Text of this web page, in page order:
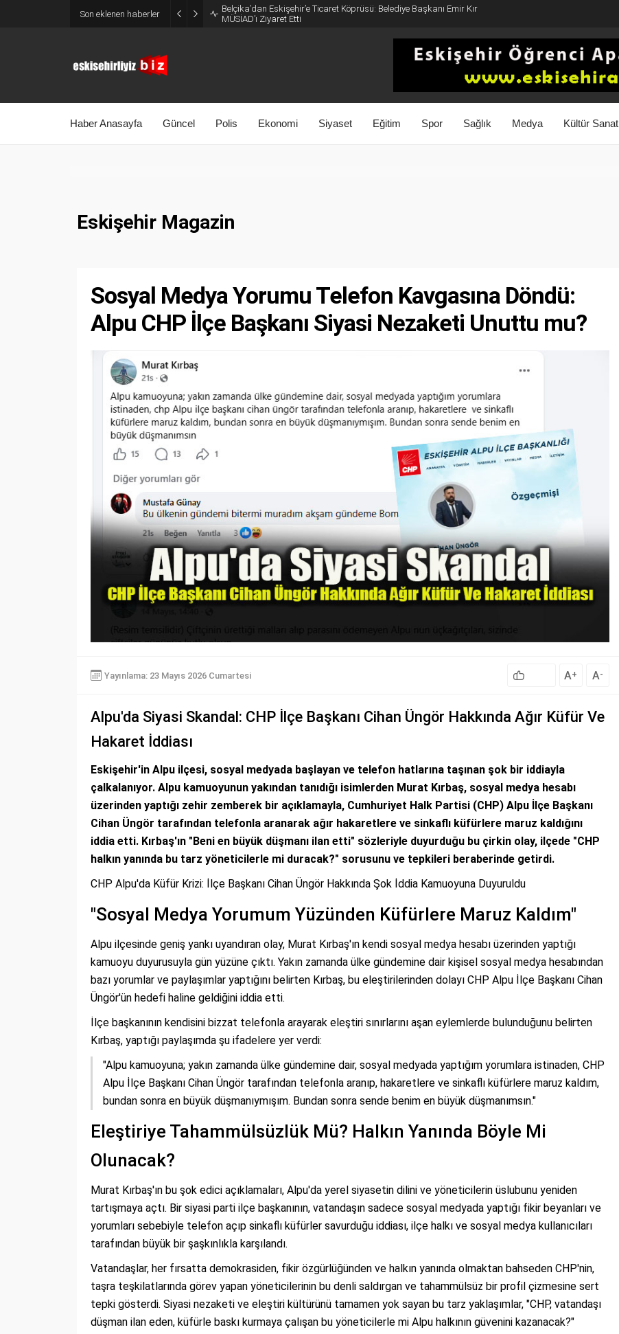
Son eklenen haberler
Belçika’dan Eskişehir’e Ticaret Köprüsü: Belediye Başkanı Emir Kır
MÜSİAD’ı Ziyaret Etti
Haber Anasayfa Güncel Polis Ekonomi Siyaset Eğitim Spor Sağlık Medya Kültür Sanat
Eskişehir Magazin
Sosyal Medya Yorumu Telefon Kavgasına Döndü:
Alpu CHP İlçe Başkanı Siyasi Nezaketi Unuttu mu?
Yayınlama: 23 Mayıs 2026 Cumartesi A+ A-
Alpu'da Siyasi Skandal: CHP İlçe Başkanı Cihan Üngör Hakkında Ağır Küfür Ve
Hakaret İddiası
Eskişehir'in Alpu ilçesi, sosyal medyada başlayan ve telefon hatlarına taşınan şok bir iddiayla
çalkalanıyor. Alpu kamuoyunun yakından tanıdığı isimlerden Murat Kırbaş, sosyal medya hesabı
üzerinden yaptığı zehir zemberek bir açıklamayla, Cumhuriyet Halk Partisi (CHP) Alpu İlçe Başkanı
Cihan Üngör tarafından telefonla aranarak ağır hakaretlere ve sinkaflı küfürlere maruz kaldığını
iddia etti. Kırbaş'ın "Beni en büyük düşmanı ilan etti" sözleriyle duyurduğu bu çirkin olay, ilçede "CHP
halkın yanında bu tarz yöneticilerle mi duracak?" sorusunu ve tepkileri beraberinde getirdi.
CHP Alpu'da Küfür Krizi: İlçe Başkanı Cihan Üngör Hakkında Şok İddia Kamuoyuna Duyuruldu
"Sosyal Medya Yorumum Yüzünden Küfürlere Maruz Kaldım"
Alpu ilçesinde geniş yankı uyandıran olay, Murat Kırbaş'ın kendi sosyal medya hesabı üzerinden yaptığı
kamuoyu duyurusuyla gün yüzüne çıktı. Yakın zamanda ülke gündemine dair kişisel sosyal medya hesabından
bazı yorumlar ve paylaşımlar yaptığını belirten Kırbaş, bu eleştirilerinden dolayı CHP Alpu İlçe Başkanı Cihan
Üngör'ün hedefi haline geldiğini iddia etti.
İlçe başkanının kendisini bizzat telefonla arayarak eleştiri sınırlarını aşan eylemlerde bulunduğunu belirten
Kırbaş, yaptığı paylaşımda şu ifadelere yer verdi:
"Alpu kamuoyuna; yakın zamanda ülke gündemine dair, sosyal medyada yaptığım yorumlara istinaden, CHP
Alpu İlçe Başkanı Cihan Üngör tarafından telefonla aranıp, hakaretlere ve sinkaflı küfürlere maruz kaldım,
bundan sonra en büyük düşmanıymışım. Bundan sonra sende benim en büyük düşmanımsın."
Eleştiriye Tahammülsüzlük Mü? Halkın Yanında Böyle Mi
Olunacak?
Murat Kırbaş'ın bu şok edici açıklamaları, Alpu'da yerel siyasetin dilini ve yöneticilerin üslubunu yeniden
tartışmaya açtı. Bir siyasi parti ilçe başkanının, vatandaşın sadece sosyal medyada yaptığı fikir beyanları ve
yorumları sebebiyle telefon açıp sinkaflı küfürler savurduğu iddiası, ilçe halkı ve sosyal medya kullanıcıları
tarafından büyük bir şaşkınlıkla karşılandı.
Vatandaşlar, her fırsatta demokrasiden, fikir özgürlüğünden ve halkın yanında olmaktan bahseden CHP'nin,
taşra teşkilatlarında görev yapan yöneticilerinin bu denli saldırgan ve tahammülsüz bir profil çizmesine sert
tepki gösterdi. Siyasi nezaketi ve eleştiri kültürünü tamamen yok sayan bu tarz yaklaşımlar, "CHP, vatandaşı
düşman ilan eden, küfürle baskı kurmaya çalışan bu yöneticilerle mi Alpu halkının güvenini kazanacak?"